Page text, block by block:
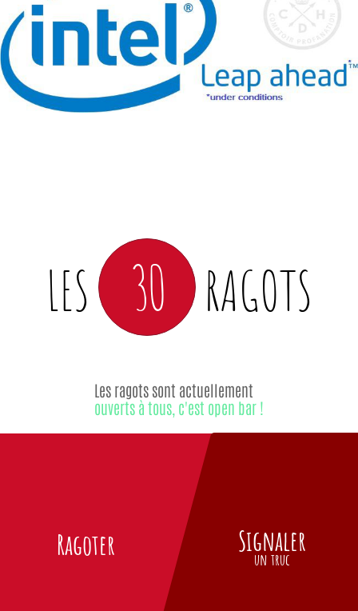
LES 30 RAGOTS
Ragoter
Les ragots sont actuellement
ouverts à tous, c'est open bar !
Signaler
un truc